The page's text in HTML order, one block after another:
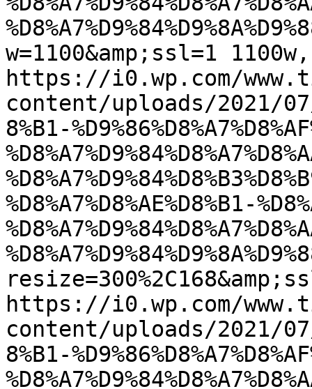
w=1100&amp;ssl=1 1100w,
https://i0.wp.com/
content/uploads/2021/07/
8%B1-
%D8%A7%D8%AE%D8%B1-
https://i0.wp.com/
content/uploads/2021/07/
8%B1-